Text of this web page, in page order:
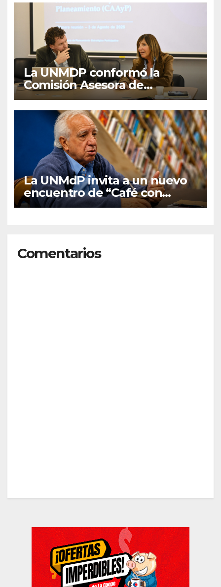
La UNMDP conformó la
Comisión Asesora de
Autoevaluación y
Planeamiento
La UNMdP invita a un nuevo
encuentro de “Café con
graduados/as”
Comentarios